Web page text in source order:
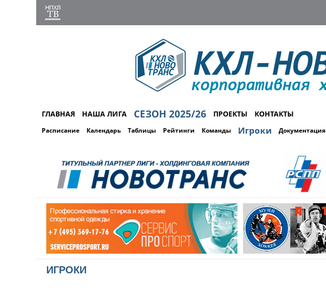
ГЛАВНАЯ НАША ЛИГА СЕЗОН 2025/26 ПРОЕКТЫ КОНТАКТЫ
Расписание Календарь Таблицы Рейтинги Команды Игроки Документация
ИГРОКИ